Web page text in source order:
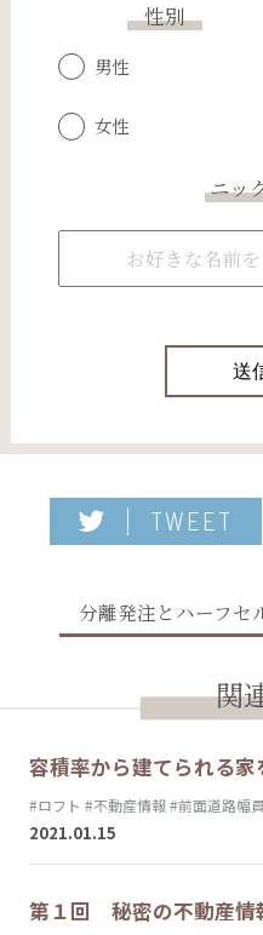
性別
男性
女性
ニッ
TWEET
分離発注とハーフセ
関
容積率から建てられる
#ロフト #不動産情報#前面道路幅員
2021.01.15
第１回 秘密の不動産情